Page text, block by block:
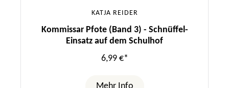
KATJA REIDER
Kommissar Pfote (Band 3) - Schnüffel-
Einsatz auf dem Schulhof
6,99 €*